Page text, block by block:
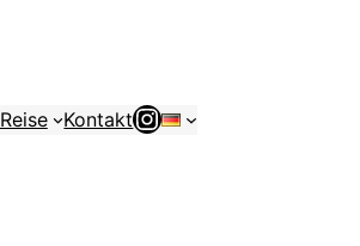
Reise KontaktInstagram